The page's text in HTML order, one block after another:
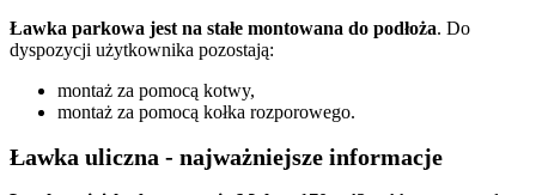
Ławka parkowa jest na stałe montowana do podłoża. Do
dyspozycji użytkownika pozostają:
montaż za pomocą kotwy,
montaż za pomocą kołka rozporowego.
Ławka uliczna - najważniejsze informacje